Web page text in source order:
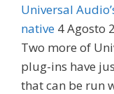
Universal
native 4 Agosto
Two more of
plug-ins have
that can be run